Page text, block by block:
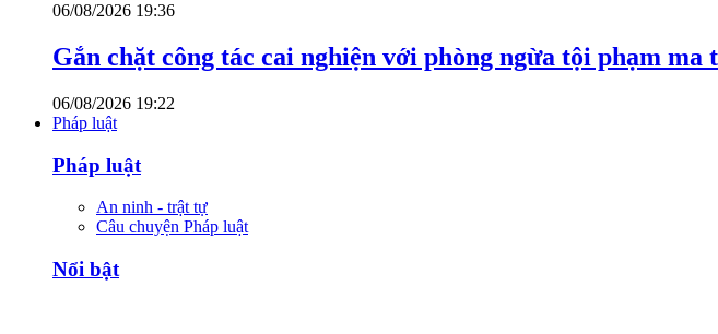
06/08/2026 19:36
Gắn chặt công tác cai nghiện với phòng ngừa tội phạm ma
06/08/2026 19:22
Pháp luật
Pháp luật
An ninh - trật tự
Câu chuyện Pháp luật
Nổi bật